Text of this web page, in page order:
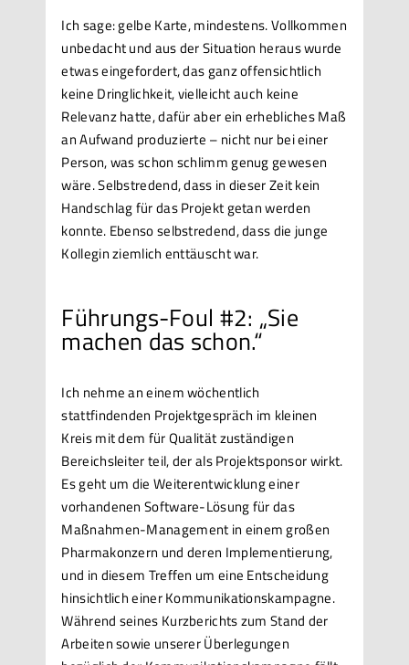
Ich sage: gelbe Karte, mindestens. Vollkommen
unbedacht und aus der Situation heraus wurde
etwas eingefordert, das ganz offensichtlich
keine Dringlichkeit, vielleicht auch keine
Relevanz hatte, dafür aber ein erhebliches Maß
an Aufwand produzierte – nicht nur bei einer
Person, was schon schlimm genug gewesen
wäre. Selbstredend, dass in dieser Zeit kein
Handschlag für das Projekt getan werden
konnte. Ebenso selbstredend, dass die junge
Kollegin ziemlich enttäuscht war.
Führungs-Foul #2: „Sie
machen das schon.“
Ich nehme an einem wöchentlich
stattfindenden Projektgespräch im kleinen
Kreis mit dem für Qualität zuständigen
Bereichsleiter teil, der als Projektsponsor wirkt.
Es geht um die Weiterentwicklung einer
vorhandenen Software-Lösung für das
Maßnahmen-Management in einem großen
Pharmakonzern und deren Implementierung,
und in diesem Treffen um eine Entscheidung
hinsichtlich einer Kommunikationskampagne.
Während seines Kurzberichts zum Stand der
Arbeiten sowie unserer Überlegungen